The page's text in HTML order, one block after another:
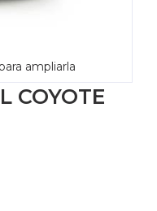
ampliarla
COYOTE